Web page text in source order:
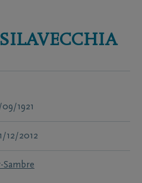
1921
12/2012
Sambre